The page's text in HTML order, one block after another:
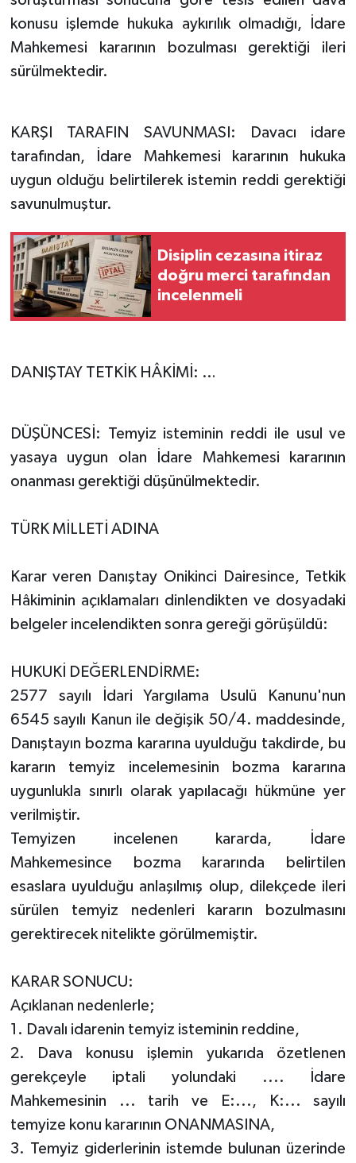
konusu işlemde hukuka aykırılık olmadığı, İdare
Mahkemesi kararının bozulması gerektiği ileri
sürülmektedir.
KARŞI TARAFIN SAVUNMASI: Davacı idare
tarafından, İdare Mahkemesi kararının hukuka
uygun olduğu belirtilerek istemin reddi gerektiği
savunulmuştur.
Disiplin cezasına itiraz
doğru merci tarafından
incelenmeli
DANIŞTAY TETKİK HÂKİMİ: …
DÜŞÜNCESİ: Temyiz isteminin reddi ile usul ve
yasaya uygun olan İdare Mahkemesi kararının
onanması gerektiği düşünülmektedir.
TÜRK MİLLETİ ADINA
Karar veren Danıştay Onikinci Dairesince, Tetkik
Hâkiminin açıklamaları dinlendikten ve dosyadaki
belgeler incelendikten sonra gereği görüşüldü:
HUKUKİ DEĞERLENDİRME:
2577 sayılı İdari Yargılama Usulü Kanunu'nun
6545 sayılı Kanun ile değişik 50/4. maddesinde,
Danıştayın bozma kararına uyulduğu takdirde, bu
kararın temyiz incelemesinin bozma kararına
uygunlukla sınırlı olarak yapılacağı hükmüne yer
verilmiştir.
Temyizen incelenen kararda, İdare
Mahkemesince bozma kararında belirtilen
esaslara uyulduğu anlaşılmış olup, dilekçede ileri
sürülen temyiz nedenleri kararın bozulmasını
gerektirecek nitelikte görülmemiştir.
KARAR SONUCU:
Açıklanan nedenlerle;
1. Davalı idarenin temyiz isteminin reddine,
2. Dava konusu işlemin yukarıda özetlenen
gerekçeyle iptali yolundaki .... İdare
Mahkemesinin ... tarih ve E:..., K:... sayılı
temyize konu kararının ONANMASINA,
3. Temyiz giderlerinin istemde bulunan üzerinde